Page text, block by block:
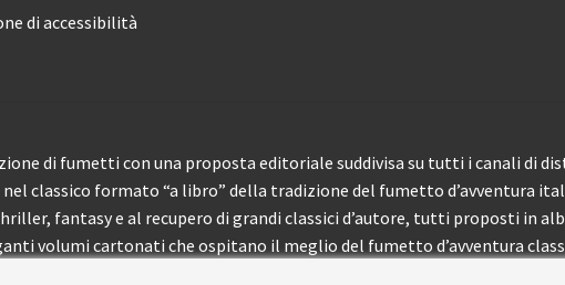
di accessibilità
di fumetti con una proposta editoriale suddivisa su tutti i canali di
classico formato “a libro” della tradizione del fumetto d’avventura
fantasy e al recupero di grandi classici d’autore, tutti proposti in
volumi cartonati che ospitano il meglio del fumetto d’avventura